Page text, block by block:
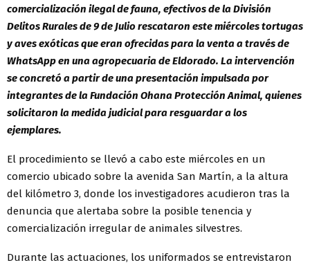
comercialización ilegal de fauna, efectivos de la División
Delitos Rurales de 9 de Julio rescataron este miércoles tortugas
y aves exóticas que eran ofrecidas para la venta a través de
WhatsApp en una agropecuaria de Eldorado. La intervención
se concretó a partir de una presentación impulsada por
integrantes de la Fundación Ohana Protección Animal, quienes
solicitaron la medida judicial para resguardar a los
ejemplares.
El procedimiento se llevó a cabo este miércoles en un
comercio ubicado sobre la avenida San Martín, a la altura
del kilómetro 3, donde los investigadores acudieron tras la
denuncia que alertaba sobre la posible tenencia y
comercialización irregular de animales silvestres.
Durante las actuaciones, los uniformados se entrevistaron